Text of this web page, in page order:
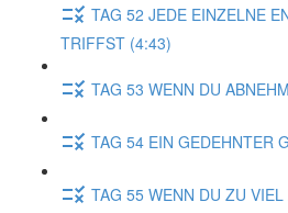
TAG 52 JEDE EINZELNE
TRIFFST (4:43)
TAG 53 WENN DU
TAG 54 EIN GEDEHNTER
TAG 55 WENN DU ZU